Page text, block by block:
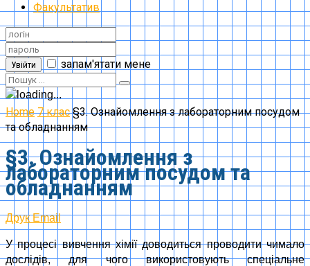
Факультатив
Увійти запам'ятати мене
Home 7 клас §3. Ознайомлення з лабораторним посудом
та обладнанням
§3. Ознайомлення з
лабораторним посудом та
обладнанням
Друк Email
У процесі вивчення хімії доводиться проводити чимало
дослідів, для чого використовують спеціальне